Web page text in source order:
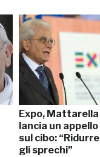
Expo, Mattarella
lancia un appello
sul cibo: “Ridurre
gli sprechi”